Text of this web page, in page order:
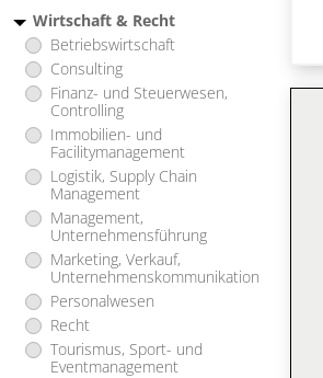
Wirtschaft & Recht
Betriebswirtschaft
Consulting
Finanz- und Steuerwesen,
Controlling
Immobilien- und
Facilitymanagement
Logistik, Supply Chain
Management
Management,
Unternehmensführung
Marketing, Verkauf,
Unternehmenskommunikation
Personalwesen
Recht
Tourismus, Sport- und
Eventmanagement